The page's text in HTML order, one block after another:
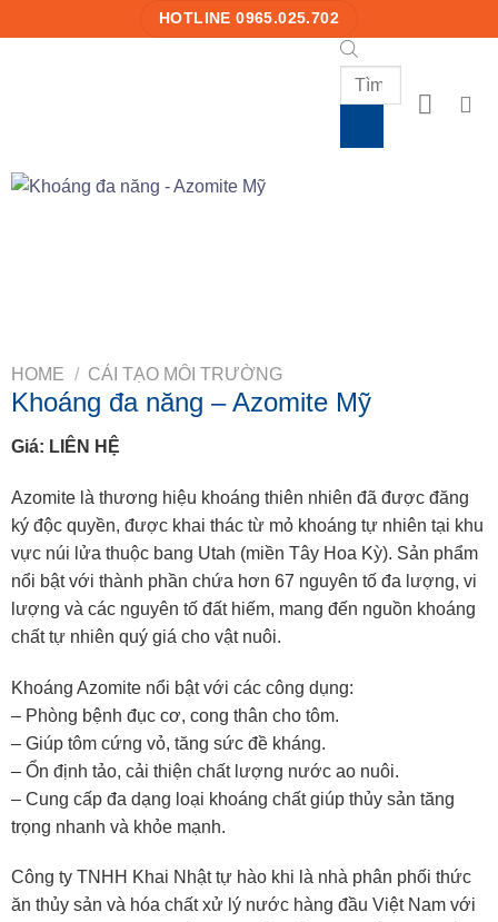
to
HOTLINE 0965.025.702
Products
search
HOME / CẢI TẠO MÔI TRƯỜNG
Khoáng đa năng – Azomite Mỹ
Giá: LIÊN HỆ
Azomite là thương hiệu khoáng thiên nhiên đã được đăng
ký độc quyền, được khai thác từ mỏ khoáng tự nhiên tại khu
vực núi lửa thuộc bang Utah (miền Tây Hoa Kỳ). Sản phẩm
nổi bật với thành phần chứa hơn 67 nguyên tố đa lượng, vi
lượng và các nguyên tố đất hiếm, mang đến nguồn khoáng
chất tự nhiên quý giá cho vật nuôi.
Khoáng Azomite nổi bật với các công dụng:
– Phòng bệnh đục cơ, cong thân cho tôm.
– Giúp tôm cứng vỏ, tăng sức đề kháng.
– Ổn định tảo, cải thiện chất lượng nước ao nuôi.
– Cung cấp đa dạng loại khoáng chất giúp thủy sản tăng
trọng nhanh và khỏe mạnh.
Công ty TNHH Khai Nhật tự hào khi là nhà phân phối thức
ăn thủy sản và hóa chất xử lý nước hàng đầu Việt Nam với